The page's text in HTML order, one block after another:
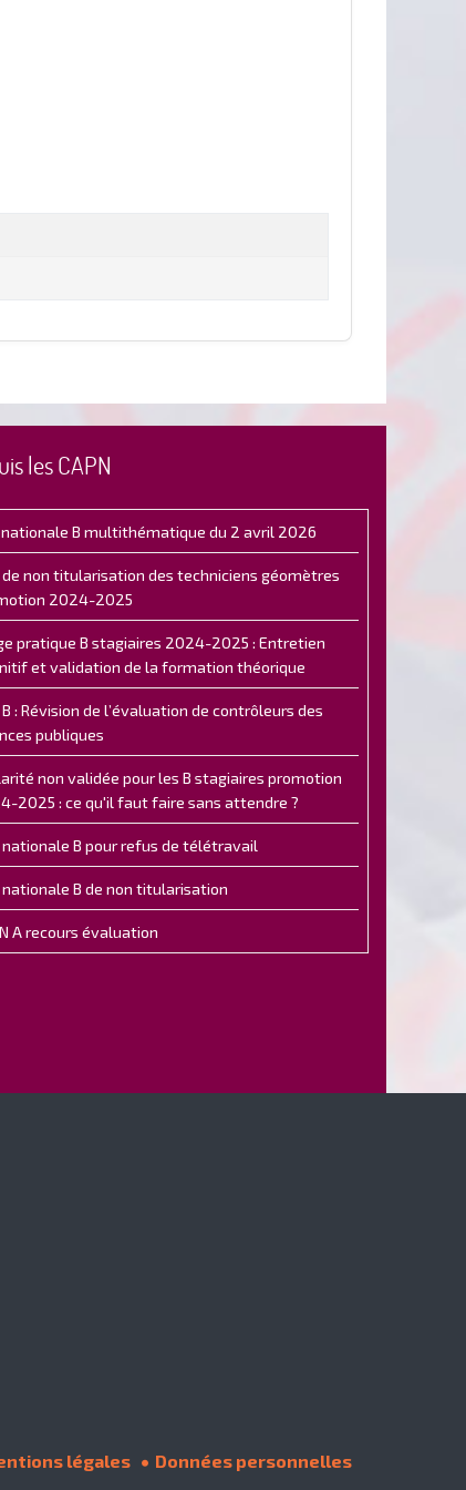
les CAPN
nationale B multithématique du 2 avril 2026
de non titularisation des techniciens géomètres
2024-2025
pratique B stagiaires 2024-2025 : Entretien
et validation de la formation théorique
B : Révision de l’évaluation de contrôleurs des
publiques
non validée pour les B stagiaires promotion
2025 : ce qu'il faut faire sans attendre ?
nationale B pour refus de télétravail
nationale B de non titularisation
A recours évaluation
légales Données personnelles